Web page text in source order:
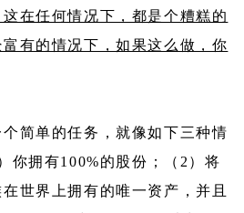
在任何情况下，都是个糟糕的
有的情况下，如果这么做，你
简单的任务，就像如下三种情
你拥有100%的股份；（2）将
世界上拥有的唯一资产，并且